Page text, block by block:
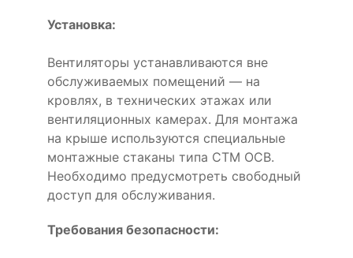
Установка:
Вентиляторы устанавливаются вне
обслуживаемых помещений — на
кровлях, в технических этажах или
вентиляционных камерах. Для монтажа
на крыше используются специальные
монтажные стаканы типа СТМ ОСВ.
Необходимо предусмотреть свободный
доступ для обслуживания.
Требования безопасности: